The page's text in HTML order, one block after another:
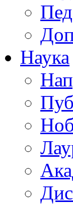
Наука